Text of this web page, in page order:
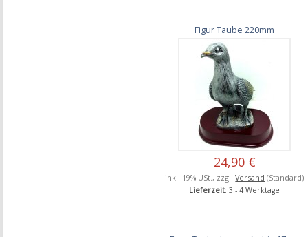
Figur Taube 220mm
24,90 €
inkl. 19% USt., zzgl.Versand (Standard)
Lieferzeit: 3 - 4 Werktage